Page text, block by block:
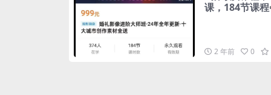
课，184节课
2 年前 0